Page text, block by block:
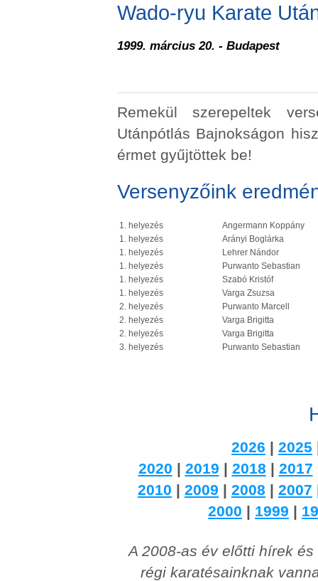
Wado-ryu Karate
1999. március 20. - Budapest
Remekül szerepeltek
Utánpótlás Bajnokságon
érmet gyűjtöttek be!
Versenyzőink
1. helyezés
Angermann Koppány
1. helyezés
Arányi Boglárka
1. helyezés
Lehrer Nándor
1. helyezés
Purwanto Sebastian
1. helyezés
Szabó Kristóf
1. helyezés
Varga Zsuzsa
2. helyezés
Purwanto Marcell
2. helyezés
Varga Brigitta
2. helyezés
Varga Brigitta
3. helyezés
Purwanto Sebastian
2026 | 2025
2020 | 2019 | 2018 | 2017
2010 | 2009 | 2008 | 2007
2000 | 1999 |
A 2008-as év előtti hírek
régi karatésainknak